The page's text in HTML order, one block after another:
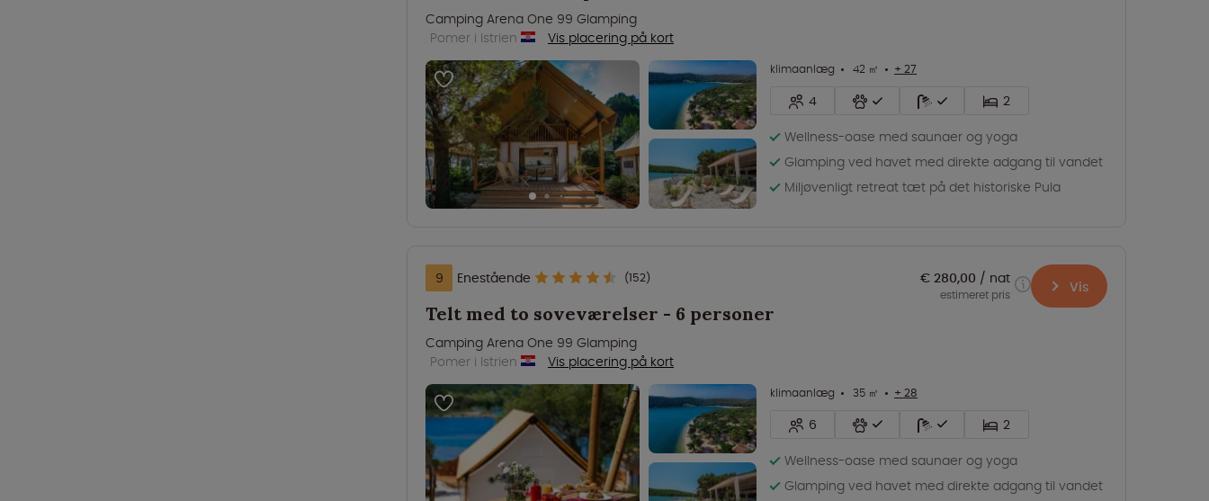
Camping Arena One 99 Glamping
Pomer i Istrien
Vis placering på kort
klimaanlæg 42 ㎡ + 27
4
2
Wellness-oase med saunaer og yoga
Glamping ved havet med direkte adgang til vandet
Miljøvenligt retreat tæt på det historiske Pula
9 Enestående (152)
Telt med to soveværelser - 6 personer
Camping Arena One 99 Glamping
Pomer i Istrien
Vis placering på kort
klimaanlæg 35 ㎡ + 28
6
2
Wellness-oase med saunaer og yoga
Glamping ved havet med direkte adgang til vandet
€ 280,00 nat
estimeret pris Vis